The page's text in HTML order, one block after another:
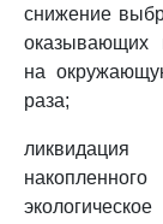
снижение
оказывающих
на
раза;